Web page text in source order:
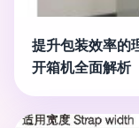
提升包装效率的
开箱机全面解析